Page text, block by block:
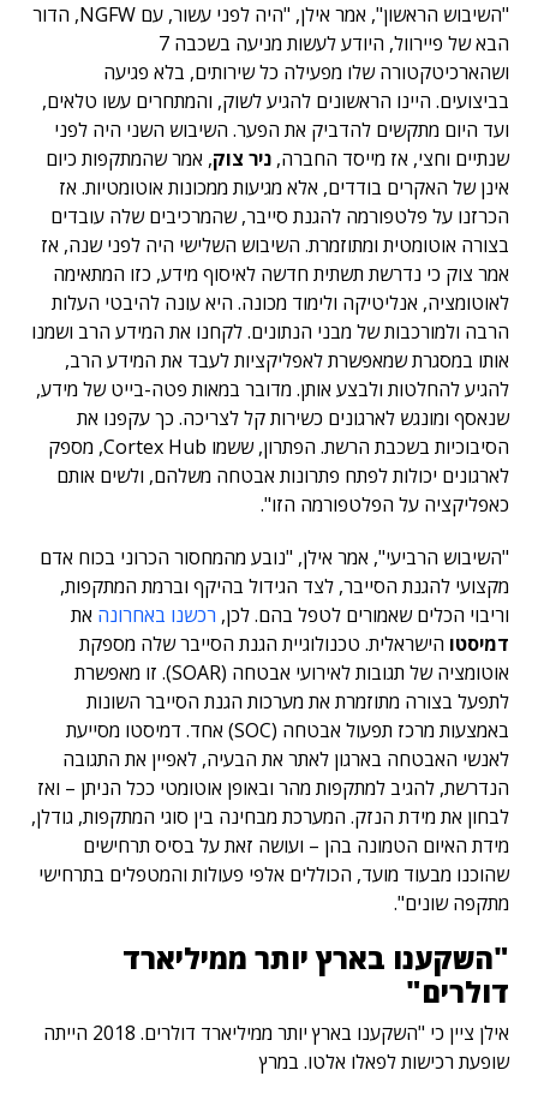
"השיבוש הראשון", אמר אילן, "היה לפני עשור, עם NGFW, הדור
הבא של פיירוול, היודע לעשות מניעה בשכבה 7
ושהארכיטקטורה שלו מפעילה כל שירותים, בלא פגיעה
בביצועים. היינו הראשונים להגיע לשוק, והמתחרים עשו טלאים,
ועד היום מתקשים להדביק את הפער. השיבוש השני היה לפני
שנתיים וחצי, אז מייסד החברה, ניר צוק, אמר שהמתקפות כיום
אינן של האקרים בודדים, אלא מגיעות ממכונות אוטומטיות. אז
הכרזנו על פלטפורמה להגנת סייבר, שהמרכיבים שלה עובדים
בצורה אוטומטית ומתוזמרת. השיבוש השלישי היה לפני שנה, אז
אמר צוק כי נדרשת תשתית חדשה לאיסוף מידע, כזו המתאימה
לאוטומציה, אנליטיקה ולימוד מכונה. היא עונה להיבטי העלות
הרבה ולמורכבות של מבני הנתונים. לקחנו את המידע הרב ושמנו
אותו במסגרת שמאפשרת לאפליקציות לעבד את המידע הרב,
להגיע להחלטות ולבצע אותן. מדובר במאות פטה-בייט של מידע,
שנאסף ומונגש לארגונים כשירות קל לצריכה. כך עקפנו את
הסיבוכיות בשכבת הרשת. הפתרון, ששמו Cortex Hub, מספק
לארגונים יכולות לפתח פתרונות אבטחה משלהם, ולשים אותם
כאפליקציה על הפלטפורמה הזו".
"השיבוש הרביעי", אמר אילן, "נובע מהמחסור הכרוני בכוח אדם
מקצועי להגנת הסייבר, לצד הגידול בהיקף וברמת המתקפות,
וריבוי הכלים שאמורים לטפל בהם. לכן, רכשנו באחרונה את
דמיסטו הישראלית. טכנולוגיית הגנת הסייבר שלה מספקת
אוטומציה של תגובות לאירועי אבטחה (SOAR). זו מאפשרת
לתפעל בצורה מתוזמרת את מערכות הגנת הסייבר השונות
באמצעות מרכז תפעול אבטחה (SOC) אחד. דמיסטו מסייעת
לאנשי האבטחה בארגון לאתר את הבעיה, לאפיין את התגובה
הנדרשת, להגיב למתקפות מהר ובאופן אוטומטי ככל הניתן – ואז
לבחון את מידת הנזק. המערכת מבחינה בין סוגי המתקפות, גודלן,
מידת האיום הטמונה בהן – ועושה זאת על בסיס תרחישים
שהוכנו מבעוד מועד, הכוללים אלפי פעולות והמטפלים בתרחישי
מתקפה שונים".
"השקענו בארץ יותר ממיליארד
דולרים"
אילן ציין כי "השקענו בארץ יותר ממיליארד דולרים. 2018 הייתה
שופעת רכישות לפאלו אלטו. במרץ